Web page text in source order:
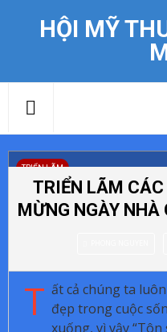
HỘI MỸ
TRIỂN LÃM
TRIỂN LÃM
MỪNG NGÀY
T ất cả chúng ta
đẹp trong cuộc
xuống, vì vậy